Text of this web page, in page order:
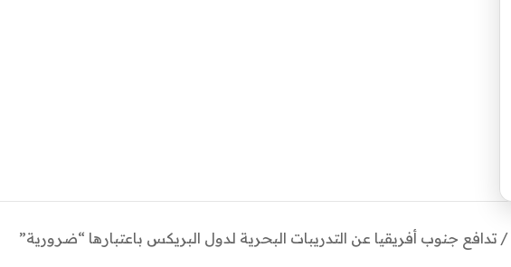
/ تدافع جنوب أفريقيا عن التدريبات البحرية لدول البريكس باعتبارها “ضرورية”